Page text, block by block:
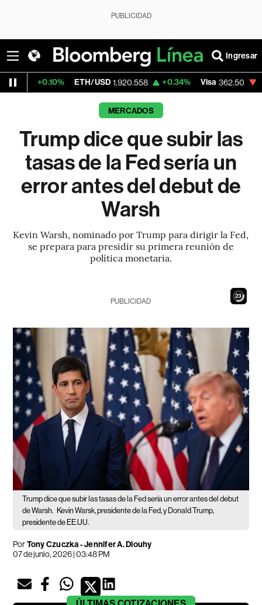
PUBLICIDAD
Ingresar
ETH/USD 1,920.558 +0.34% Visa 362.50 -2.15%
MERCADOS
Trump dice que subir las
tasas de la Fed sería un
error antes del debut de
Warsh
Kevin Warsh, nominado por Trump para dirigir la Fed,
se prepara para presidir su primera reunión de
política monetaria.
21
PUBLICIDAD
Trump dice que subir las tasas de la Fed sería un error antes del debut
de Warsh. Kevin Warsk, presidente de la Fed, y Donald Trump,
presidente de EE.UU.
PorTony Czuczka - Jennifer A. Dlouhy
07 de junio, 2026 | 03:48 PM